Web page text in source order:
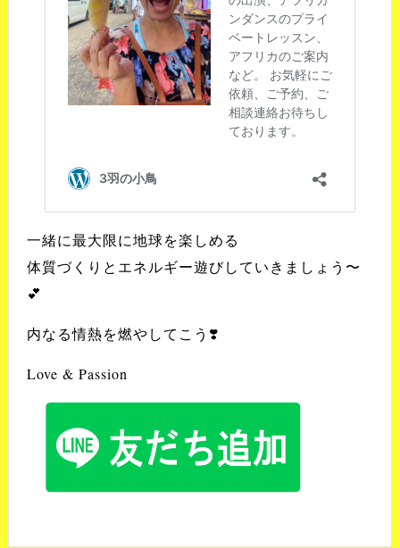
一緒に最大限に地球を楽しめる
体質づくりとエネルギー遊びしていきましょう〜
💕
内なる情熱を燃やしてこう❣️
Love & Passion